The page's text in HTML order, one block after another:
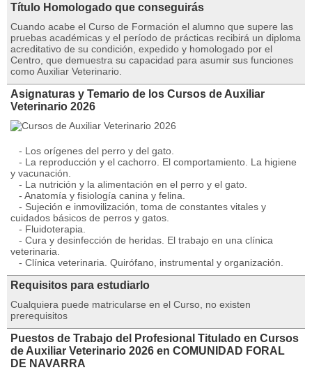
Título Homologado que conseguirás
Cuando acabe el Curso de Formación el alumno que supere las
pruebas académicas y el período de prácticas recibirá un diploma
acreditativo de su condición, expedido y homologado por el
Centro, que demuestra su capacidad para asumir sus funciones
como Auxiliar Veterinario.
Asignaturas y Temario de los Cursos de Auxiliar
Veterinario 2026
- Los orígenes del perro y del gato.
- La reproducción y el cachorro. El comportamiento. La higiene
y vacunación.
- La nutrición y la alimentación en el perro y el gato.
- Anatomía y fisiología canina y felina.
- Sujeción e inmovilización, toma de constantes vitales y
cuidados básicos de perros y gatos.
- Fluidoterapia.
- Cura y desinfección de heridas. El trabajo en una clínica
veterinaria.
- Clínica veterinaria. Quirófano, instrumental y organización.
Requisitos para estudiarlo
Cualquiera puede matricularse en el Curso, no existen
prerequisitos
Puestos de Trabajo del Profesional Titulado en Cursos
de Auxiliar Veterinario 2026 en COMUNIDAD FORAL
DE NAVARRA